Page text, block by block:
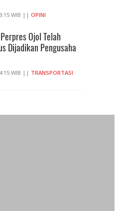
WIB || OPINI
Ojol Telah
Dijadikan Pengusaha
WIB || TRANSPORTASI